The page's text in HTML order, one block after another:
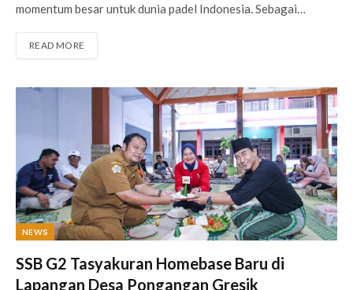
momentum besar untuk dunia padel Indonesia. Sebagai…
READ MORE
NEWS
SSB G2 Tasyakuran Homebase Baru di
Lapangan Desa Pongangan Gresik